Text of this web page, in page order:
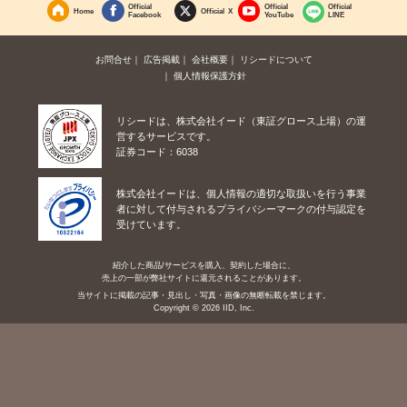
Home
Official
Facebook
Official X
Official
YouTube
Official
LINE
お問合せ 広告掲載 会社概要
リシードについて
個人情報保護方針
リシードは、株式会社イード（東証グロース上場）の運
営するサービスです。
証券コード：6038
株式会社イードは、個人情報の適切な取扱いを行う事業
者に対して付与されるプライバシーマークの付与認定を
受けています。
紹介した商品/サービスを購入、契約した場合に、
売上の一部が弊社サイトに還元されることがあります。
当サイトに掲載の記事・見出し・写真・画像の無断転載を禁じます。
Copyright © 2026 IID, Inc.